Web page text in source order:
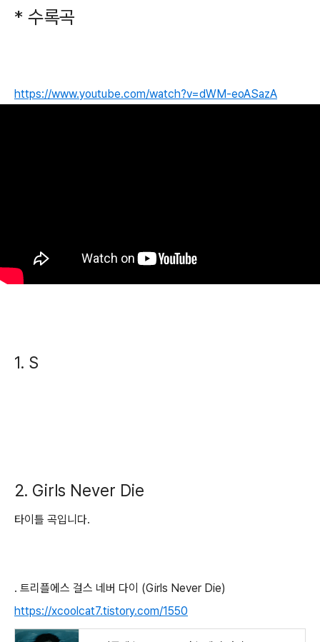
* 수록곡
https://www.youtube.com/watch?v=dWM-eoASazA
1. S
2. Girls Never Die
타이틀 곡입니다.
. 트리플에스 걸스 네버 다이 (Girls Never Die)
https://xcoolcat7.tistory.com/1550